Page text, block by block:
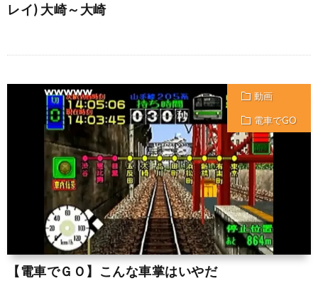
レイ) 大崎～大崎
動画
電車でGO
【電車でＧＯ】こんな車掌はいやだ